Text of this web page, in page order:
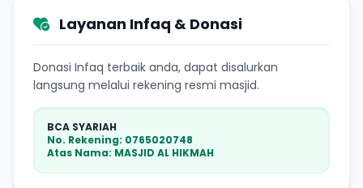
Layanan Infaq & Donasi
Donasi Infaq terbaik anda, dapat disalurkan
langsung melalui rekening resmi masjid.
BCA SYARIAH
No. Rekening: 0765020748
Atas Nama: MASJID AL HIKMAH